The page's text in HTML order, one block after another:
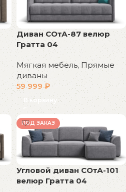
Диван СОтА-87 велюр
Гратта 04
Мягкая мебель, Прямые
диваны
59 999₽
В корзину
ПОД ЗАКАЗ
Угловой диван СОтА-101
велюр Гратта 04